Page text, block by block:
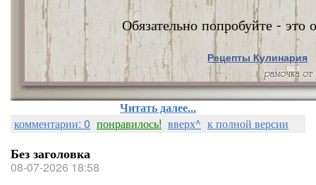
Обязательно попробуйте - это
Рецепты Кулинария
Nata Vi
Читать далее...
комментарии: 0 понравилось! вверх^ к полной версии
Без заголовка
08-07-2026 18:58